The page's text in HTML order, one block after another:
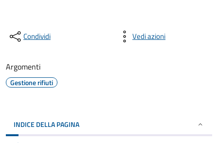
Condividi Vedi azioni
Argomenti
Gestione rifiuti
INDICE DELLA PAGINA